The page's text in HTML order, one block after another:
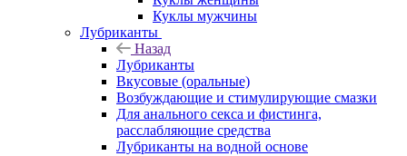
Куклы мужчины
Лубриканты
Назад
Лубриканты
Вкусовые (оральные)
Возбуждающие и стимулирующие смазки
Для анального секса и фистинга,
расслабляющие средства
Лубриканты на водной основе